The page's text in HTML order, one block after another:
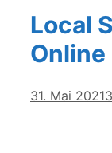
Local
31. Mai 2021